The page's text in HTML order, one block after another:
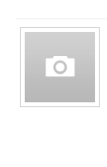
Satu-Mare